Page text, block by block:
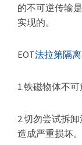
的不可逆传输
实现的。
EOT法拉第隔
1.铁磁物体不可
2.切勿尝试拆
造成严重损坏。